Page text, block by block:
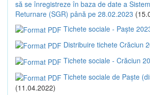
să se înregistreze în baza de date a
Returnare (SGR) până pe 28.02.2023
Tichete sociale - Paște
Distribuire tichete Crăciun
Tichete sociale - Crăciun
Tichete sociale de Paște
(11.04.2022)